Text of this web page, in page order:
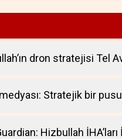
dron stratejisi Tel
Stratejik bir
Hizbullah